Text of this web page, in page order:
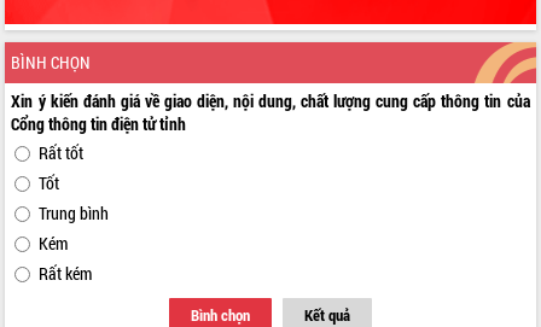
BÌNH CHỌN
Xin ý kiến đánh giá về giao diện, nội dung, chất lượng cung cấp thông tin của
Cổng thông tin điện tử tỉnh
Rất tốt
Tốt
Trung bình
Kém
Rất kém
Bình chọn Kết quả